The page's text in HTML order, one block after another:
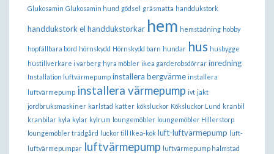
Glukosamin Glukosamin hund gödsel gräsmatta handdukstork
handdukstork el handdukstorkar hem hemstädning hobby
hopfällbara bord hörnskydd Hörnskydd barn hundar hus husbygge
hustillverkare i varberg hyra möbler ikea garderobsdörrar inredning
Installation luftvärmepump installera bergvärme installera
luftvärmepump installera värmepump ivt jakt
jordbruksmaskiner karlstad katter köksluckor Köksluckor Lund kranbil
kranbilar kyla kylar kylrum loungemöbler loungemöbler Hillerstorp
loungemöbler trädgård luckor till Ikea-kök luft-luftvärmepump luft-
luftvärmepumpar luftvärmepump luftvärmepump halmstad